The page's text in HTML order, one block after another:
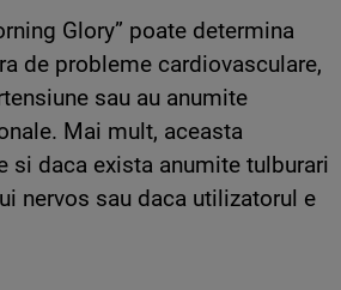
Glory” poate determina
de probleme cardiovasculare,
sau au anumite
Mai mult, aceasta
si daca exista anumite tulburari
nervos sau daca utilizatorul e